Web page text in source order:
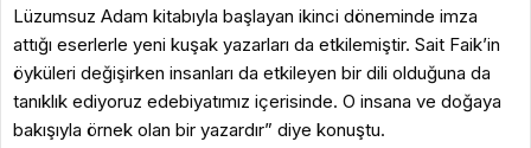
Lüzumsuz Adam kitabıyla başlayan ikinci döneminde imza
attığı eserlerle yeni kuşak yazarları da etkilemiştir. Sait Faik’in
öyküleri değişirken insanları da etkileyen bir dili olduğuna da
tanıklık ediyoruz edebiyatımız içerisinde. O insana ve doğaya
bakışıyla örnek olan bir yazardır” diye konuştu.